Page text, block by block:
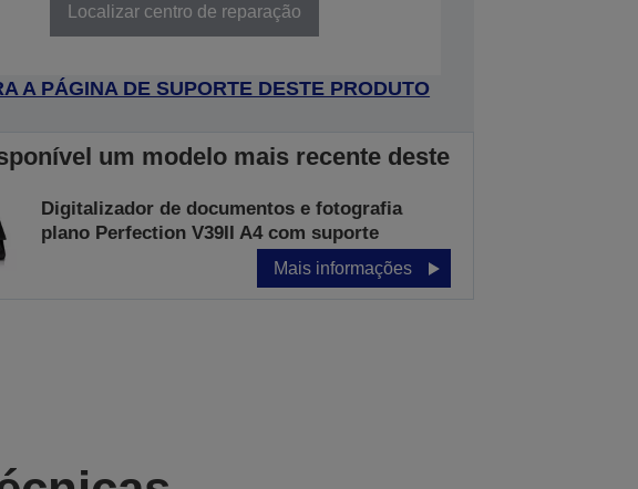
Localizar centro de reparação
A PÁGINA DE SUPORTE DESTE PRODUTO
um modelo mais recente deste
Digitalizador de documentos e fotografia
plano Perfection V39II A4 com suporte
Mais informações